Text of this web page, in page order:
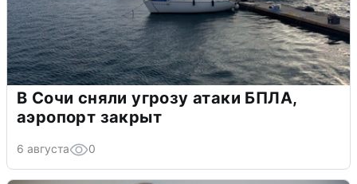
В Сочи сняли угрозу атаки БПЛА,
аэропорт закрыт
6 августа 0